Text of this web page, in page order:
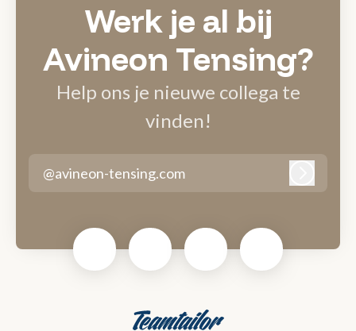
Werk je al bij
Avineon Tensing?
Help ons je nieuwe collega te
vinden!
@avineon-tensing.com